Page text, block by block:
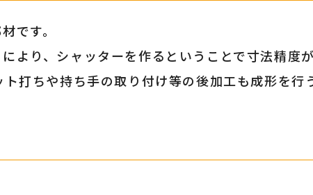
です。
より、シャッターを作るということで寸法精度
打ちや持ち手の取り付け等の後加工も成形を行